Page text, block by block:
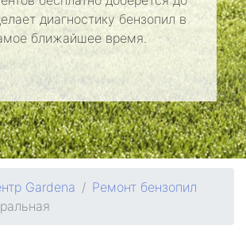
диагностику бензопил в
ближайшее время.
Gardena
Ремонт бензопил